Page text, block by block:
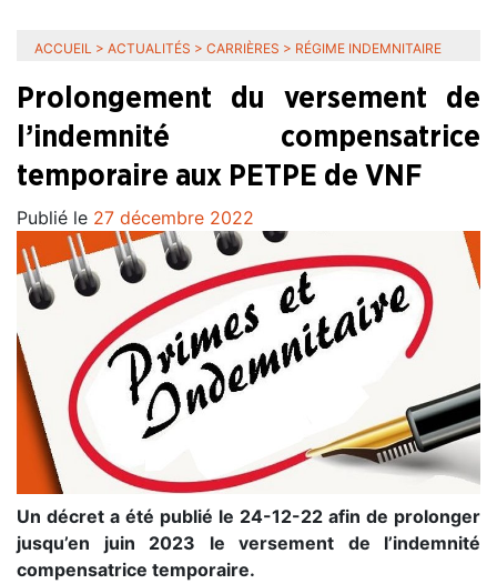
ACCUEIL > ACTUALITÉS > CARRIÈRES > RÉGIME INDEMNITAIRE
Prolongement du versement de
l’indemnité compensatrice
temporaire aux PETPE de VNF
Publié le 27 décembre 2022
Un décret a été publié le 24-12-22 afin de prolonger
jusqu’en juin 2023 le versement de l’indemnité
compensatrice temporaire.